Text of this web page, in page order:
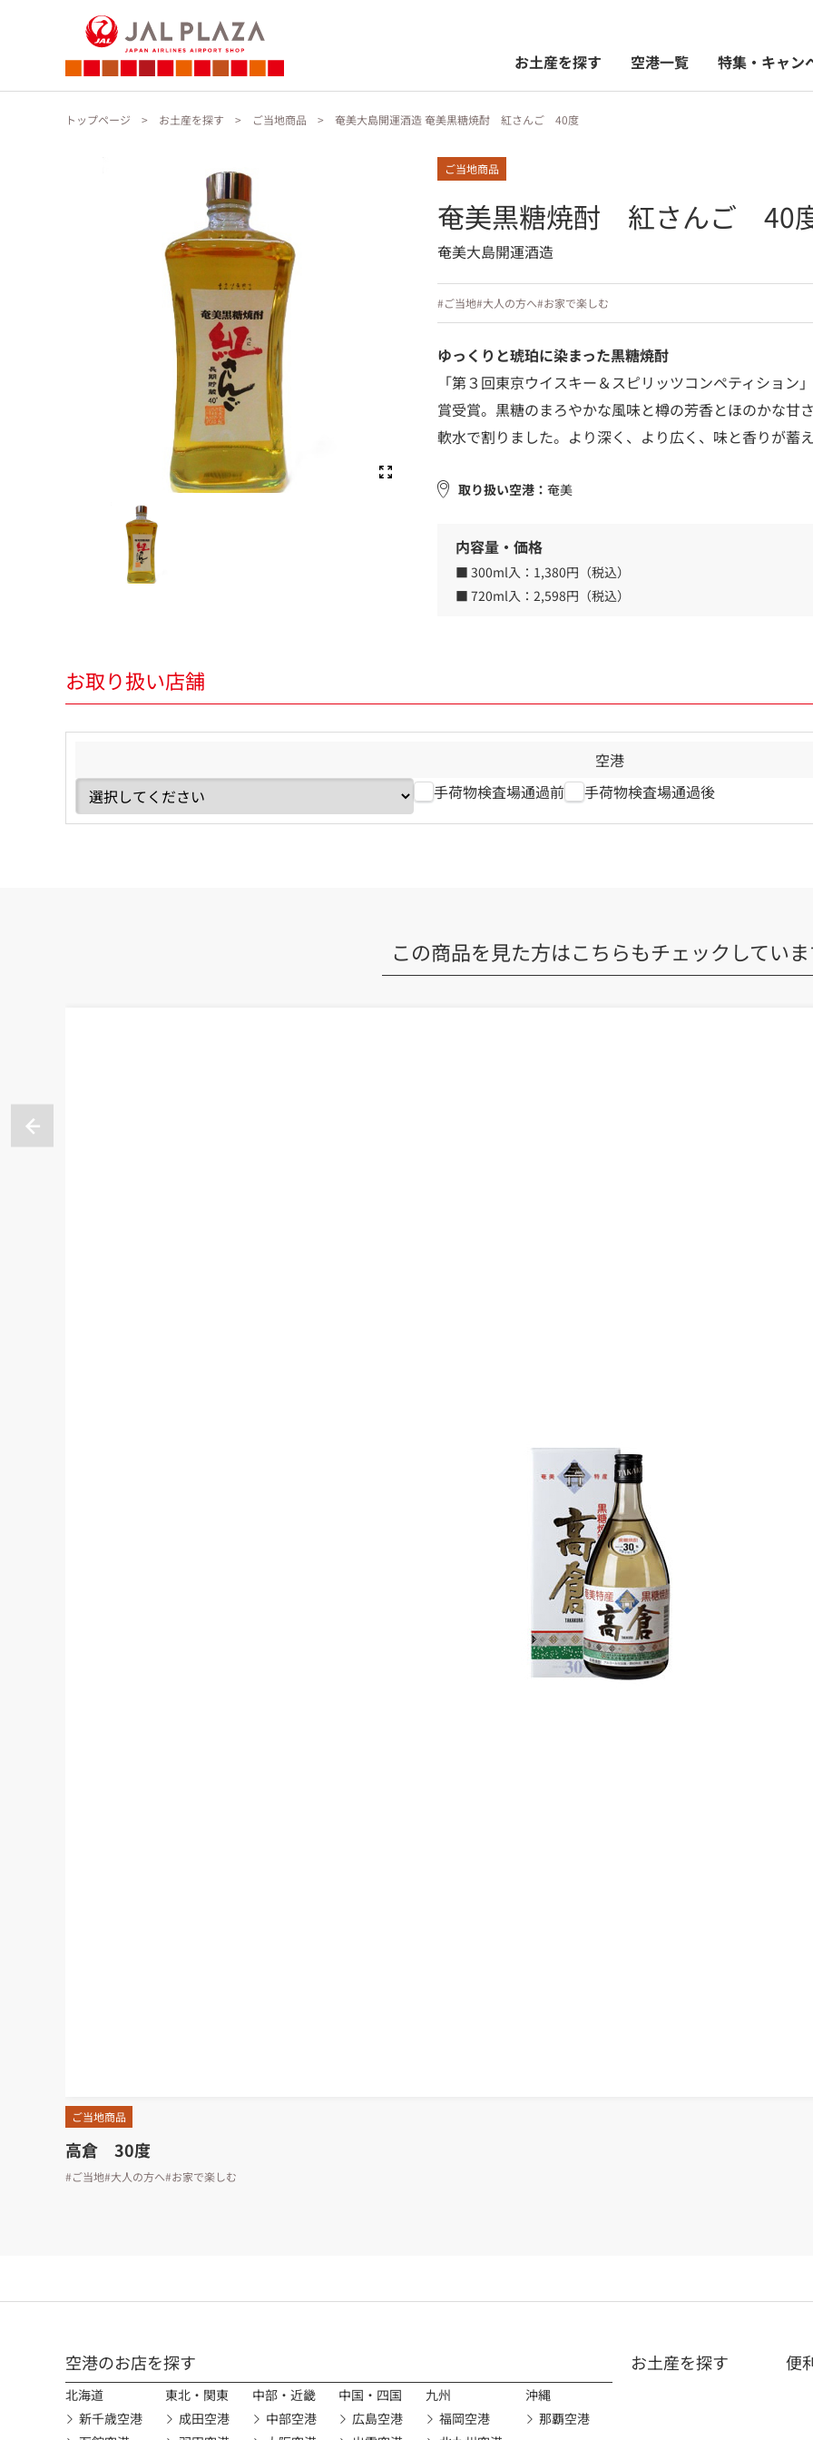
お土産を探す 空港一覧 特集・キャン
トップページ お土産を探す ご当地商品 奄美大島開運酒造 奄美黒糖焼酎 紅さんご 40度
ご当地商品
奄美黒糖焼酎 紅さんご 40
奄美大島開運酒造
#ご当地#大人の方へ#お家で楽しむ
ゆっくりと琥珀に染まった黒糖焼酎
「第３回東京ウイスキー＆スピリッツコンペティショ
賞受賞。黒糖のまろやかな風味と樽の芳香とほのかな甘
軟水で割りました。より深く、より広く、味と香りが蓄
取り扱い空港： 奄美
内容量・価格
■ 300ml入： 1,380円（税込）
■ 720ml入： 2,598円（税込）
お取り扱い店舗
空港
手荷物検査場通過前
手荷物検査場通過後
この商品を見た方はこちらもチェックしてい
ご当地商品
高倉 30度
#ご当地#大人の方へ#お家で楽しむ
空港のお店を探す
北海道
新千歳空港
東北・関東
成田空港
中部・近畿
中部空港
中国・四国
広島空港
九州
福岡空港
沖縄
那覇空港
お土産を探す 便